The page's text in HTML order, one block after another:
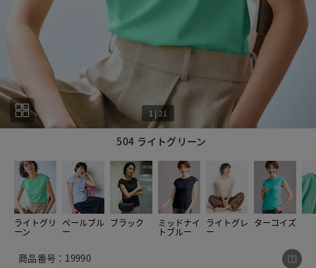
504 ライトグリーン
1 | 21
ライトグリ
ーン
ペールブル
ー
ブラック ミッドナイ
トブルー
ライトグレ
ー
ターコイズ
21
商品番号：19990